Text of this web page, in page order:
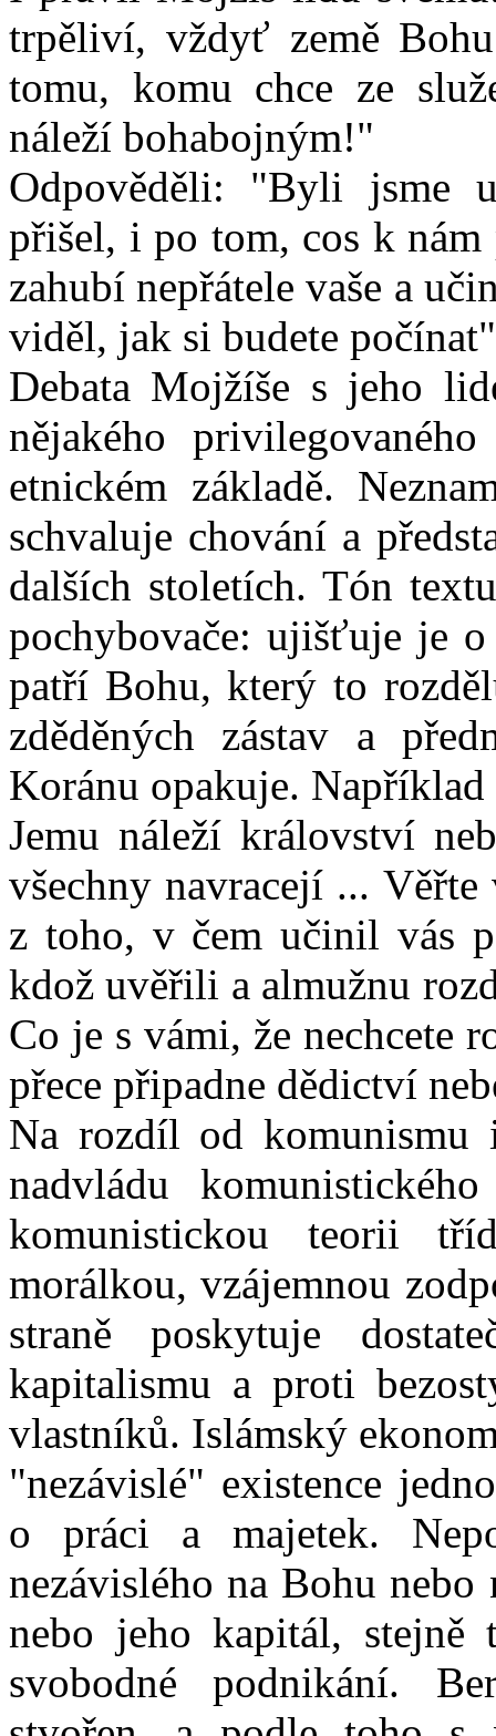
trpěliví, vždyť země
tomu, komu chce ze
náleží bohabojným!"
Odpověděli: "Byli jsme
přišel, i po tom, cos k
zahubí nepřátele vaše a
viděl, jak si budete
Debata Mojžíše s jeho
nějakého
etnickém základě.
schvaluje chování a
dalších stoletích. Tón
pochybovače: ujišťuje je
patří Bohu, který to
zděděných zástav a
Koránu opakuje. Například
Jemu náleží království
všechny navracejí ...
z toho, v čem učinil vás
kdož uvěřili a almužnu
Co je s vámi, že nechcete
přece připadne dědictví
Na rozdíl od komunismu
nadvládu
komunistickou teorii
morálkou, vzájemnou
straně poskytuje
kapitalismu a proti
vlastníků. Islámský
"nezávislé" existence
o práci a majetek.
nezávislého na Bohu
nebo jeho kapitál, stejně
svobodné podnikání.